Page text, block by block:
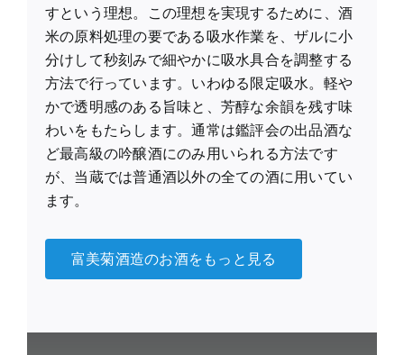
すという理想。この理想を実現するために、酒
米の原料処理の要である吸水作業を、ザルに小
分けして秒刻みで細やかに吸水具合を調整する
方法で行っています。いわゆる限定吸水。軽や
かで透明感のある旨味と、芳醇な余韻を残す味
わいをもたらします。通常は鑑評会の出品酒な
ど最高級の吟醸酒にのみ用いられる方法です
が、当蔵では普通酒以外の全ての酒に用いてい
ます。
富美菊酒造のお酒をもっと見る